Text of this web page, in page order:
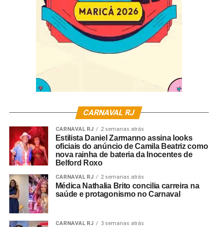
Local: Palácio do Samba – Quadra da Mangueira
Endereço: Rua Visconde de Niterói, 1072 – Mangueira
Data: 08/10 – Horário: 22h
Ingresso antecipado: R$70,00
Mesa (na hora do evento): R$60,00
Ingresso.mangueira.com.br
Ingresso no dia: R$80,00
CARNAVAL RJ
CARNAVAL RJ 2 semanas atrás
Estilista Daniel Zarmanno assina looks
oficiais do anúncio de Camila Beatriz como
nova rainha de bateria da Inocentes de
Belford Roxo
CARNAVAL RJ 2 semanas atrás
Médica Nathalia Brito concilia carreira na
saúde e protagonismo no Carnaval
CARNAVAL RJ 3 semanas atrás